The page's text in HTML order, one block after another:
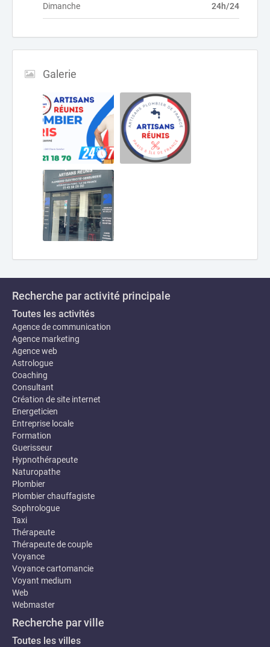
Dimanche 24h/24
Galerie
Recherche par activité principale
Toutes les activités
Agence de communication
Agence marketing
Agence web
Astrologue
Coaching
Consultant
Création de site internet
Energeticien
Entreprise locale
Formation
Guerisseur
Hypnothérapeute
Naturopathe
Plombier
Plombier chauffagiste
Sophrologue
Taxi
Thérapeute
Thérapeute de couple
Voyance
Voyance cartomancie
Voyant medium
Web
Webmaster
Recherche par ville
Toutes les villes